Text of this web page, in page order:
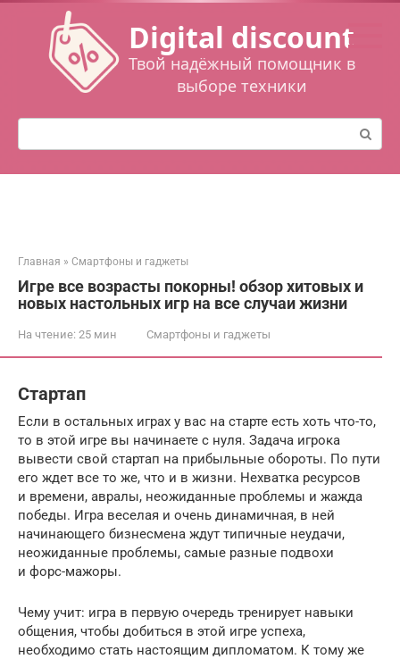
Перейти
контенту
Digital discount
Твой надёжный помощник в
выборе техники
Поиск:
Главная » Смартфоны и гаджеты
Игре все возрасты покорны! обзор хитовых и
новых настольных игр на все случаи жизни
На чтение: 25 мин Смартфоны и гаджеты
Стартап
Если в остальных играх у вас на старте есть хоть что-то,
то в этой игре вы начинаете с нуля. Задача игрока
вывести свой стартап на прибыльные обороты. По пути
его ждет все то же, что и в жизни. Нехватка ресурсов
и времени, авралы, неожиданные проблемы и жажда
победы. Игра веселая и очень динамичная, в ней
начинающего бизнесмена ждут типичные неудачи,
неожиданные проблемы, самые разные подвохи
и форс-мажоры.
Чему учит: игра в первую очередь тренирует навыки
общения, чтобы добиться в этой игре успеха,
необходимо стать настоящим дипломатом. К тому же